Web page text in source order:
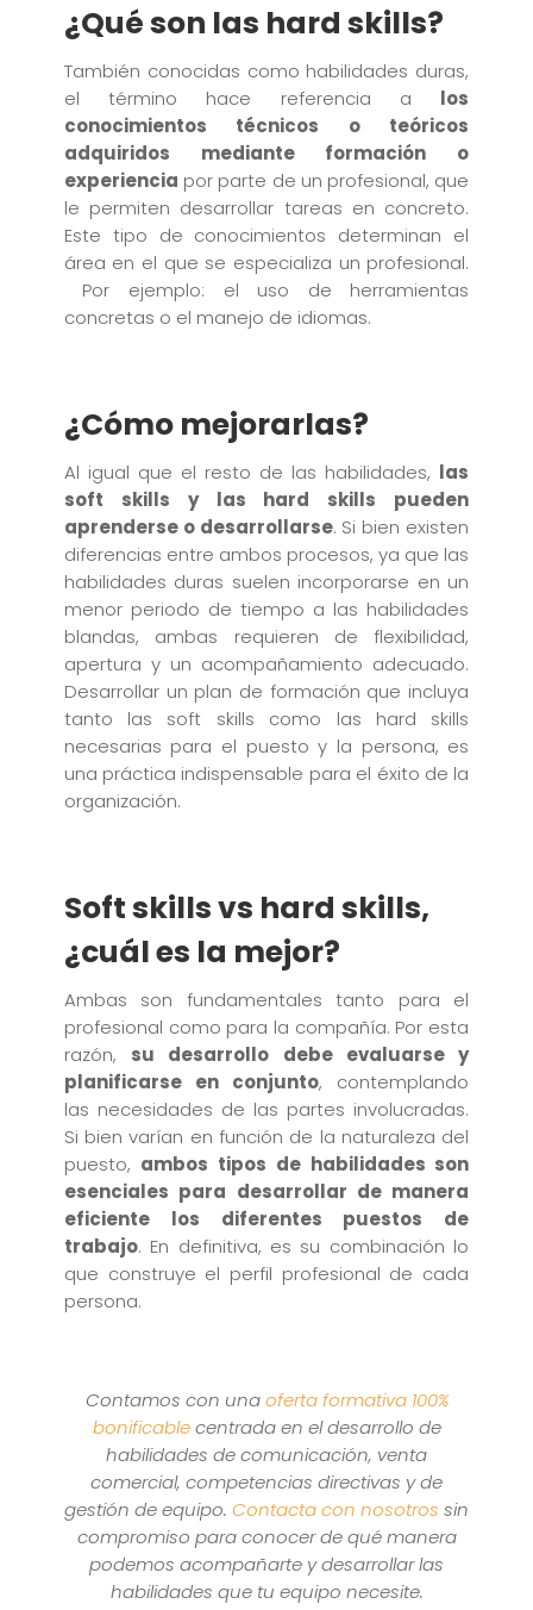
¿Qué son las hard skills?
También conocidas como habilidades duras,
el término hace referencia a los
conocimientos técnicos o teóricos
adquiridos mediante formación o
experiencia por parte de un profesional, que
le permiten desarrollar tareas en concreto.
Este tipo de conocimientos determinan el
área en el que se especializa un profesional.
Por ejemplo: el uso de herramientas
concretas o el manejo de idiomas.
¿Cómo mejorarlas?
Al igual que el resto de las habilidades, las
soft skills y las hard skills pueden
aprenderse o desarrollarse. Si bien existen
diferencias entre ambos procesos, ya que las
habilidades duras suelen incorporarse en un
menor periodo de tiempo a las habilidades
blandas, ambas requieren de flexibilidad,
apertura y un acompañamiento adecuado.
Desarrollar un plan de formación que incluya
tanto las soft skills como las hard skills
necesarias para el puesto y la persona, es
una práctica indispensable para el éxito de la
organización.
Soft skills vs hard skills,
¿cuál es la mejor?
Ambas son fundamentales tanto para el
profesional como para la compañía. Por esta
razón, su desarrollo debe evaluarse y
planificarse en conjunto, contemplando
las necesidades de las partes involucradas.
Si bien varían en función de la naturaleza del
puesto, ambos tipos de habilidades son
esenciales para desarrollar de manera
eficiente los diferentes puestos de
trabajo. En definitiva, es su combinación lo
que construye el perfil profesional de cada
persona.
Contamos con unaoferta formativa 100%
bonificablecentrada en el desarrollo de
habilidades de comunicación, venta
comercial, competencias directivas y de
gestión de equipo. Contacta con nosotros sin
compromiso para conocer de qué manera
podemos acompañarte y desarrollar las
habilidades que tu equipo necesite.